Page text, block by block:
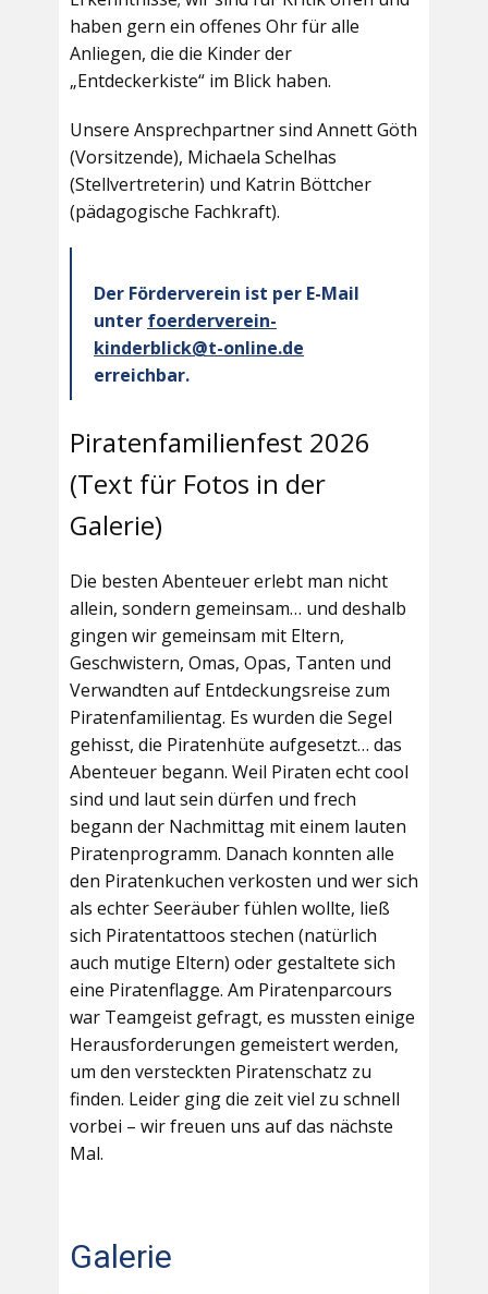
haben gern ein offenes Ohr für alle
Anliegen, die die Kinder der
„Entdeckerkiste“ im Blick haben.
Unsere Ansprechpartner sind Annett Göth
(Vorsitzende), Michaela Schelhas
(Stellvertreterin) und Katrin Böttcher
(pädagogische Fachkraft).
Der Förderverein ist per E-Mail
unter foerderverein-
kinderblick@t-online.de
erreichbar.
Piratenfamilienfest 2026
(Text für Fotos in der
Galerie)
Die besten Abenteuer erlebt man nicht
allein, sondern gemeinsam… und deshalb
gingen wir gemeinsam mit Eltern,
Geschwistern, Omas, Opas, Tanten und
Verwandten auf Entdeckungsreise zum
Piratenfamilientag. Es wurden die Segel
gehisst, die Piratenhüte aufgesetzt… das
Abenteuer begann. Weil Piraten echt cool
sind und laut sein dürfen und frech
begann der Nachmittag mit einem lauten
Piratenprogramm. Danach konnten alle
den Piratenkuchen verkosten und wer sich
als echter Seeräuber fühlen wollte, ließ
sich Piratentattoos stechen (natürlich
auch mutige Eltern) oder gestaltete sich
eine Piratenflagge. Am Piratenparcours
war Teamgeist gefragt, es mussten einige
Herausforderungen gemeistert werden,
um den versteckten Piratenschatz zu
finden. Leider ging die zeit viel zu schnell
vorbei – wir freuen uns auf das nächste
Mal.
Galerie